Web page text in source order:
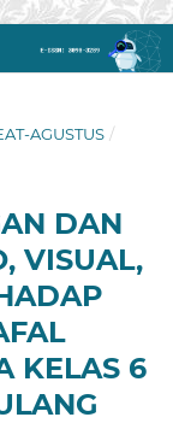
AGUSTUS /
DAN
VISUAL,
KELAS 6